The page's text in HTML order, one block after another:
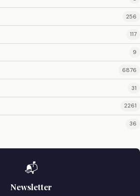
256
117
9
6876
31
2261
36
📬
Newsletter